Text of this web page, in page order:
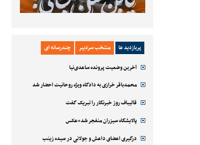
پربازدید ها منتخب سردبیر چندرسانه ای
آخرین وضعیت پرونده ساعدی‌نیا
محمدباقر خرازی به دادگاه ویژه روحانیت احضار شد
قالیباف روز خبرنگار را تبریک گفت
پالایشگاه سیزران منفجر شد+عکس
درگیری اعضای داعش و جولانی در سیده زینب